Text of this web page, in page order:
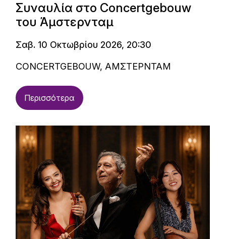
Συναυλία στο Concertgebouw
του Άμστερνταμ
Σαβ. 10 Οκτωβρίου 2026, 20:30
CONCERTGEBOUW, ΑΜΣΤΕΡΝΤΑΜ
Περισσότερα